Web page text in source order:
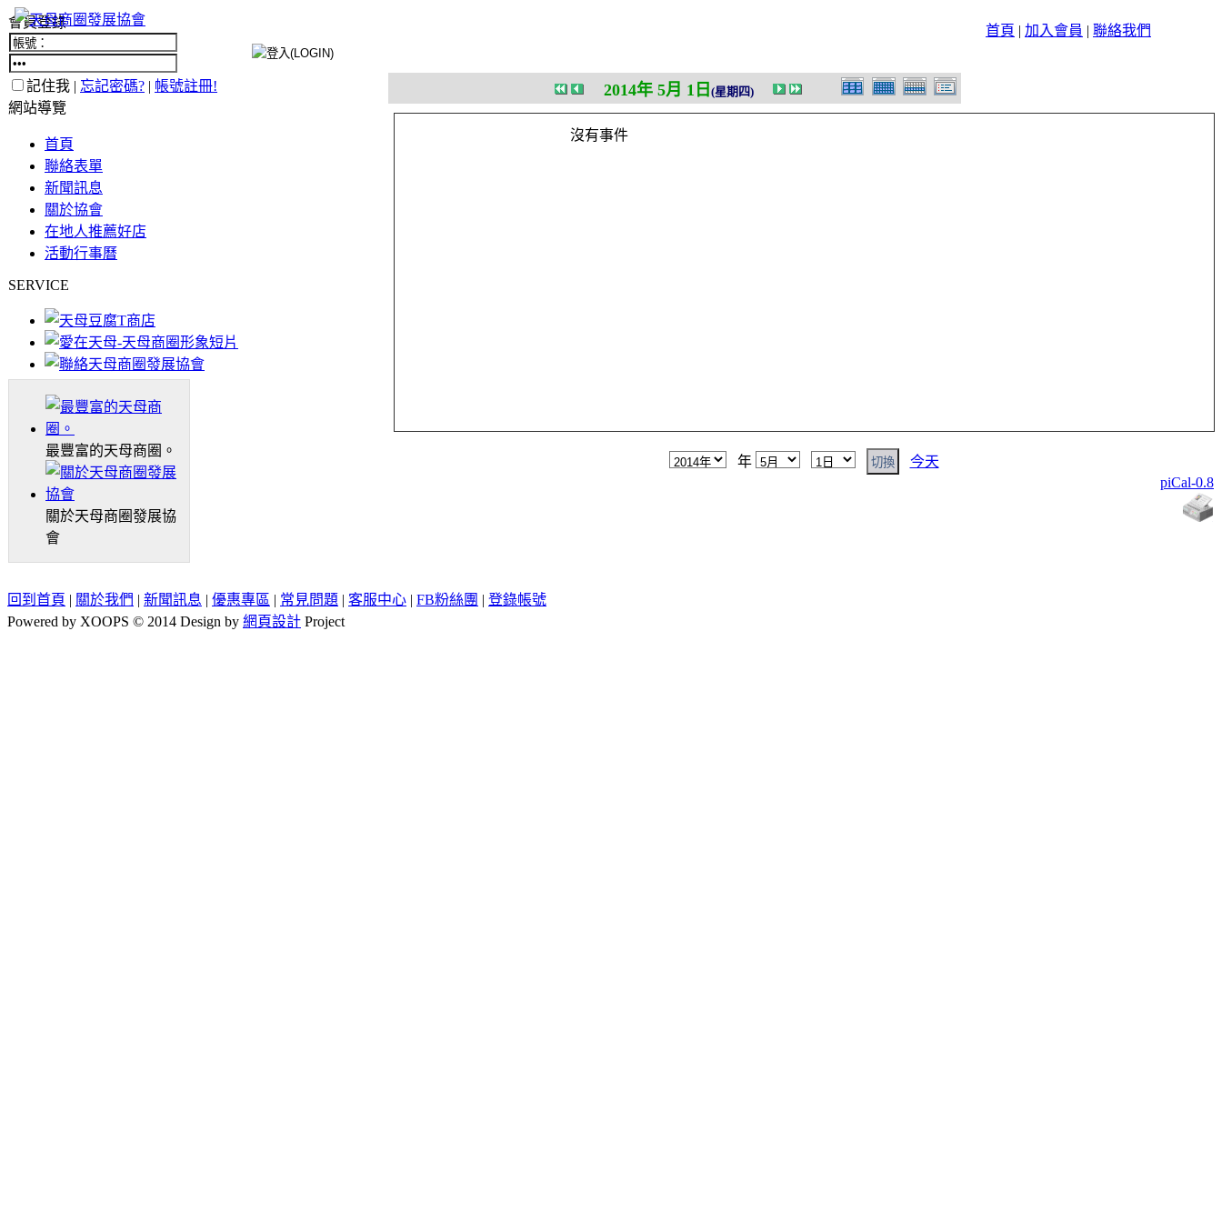
首頁 | 加入會員 | 聯絡我們
會員登錄
記住我 | 忘記密碼? | 帳號註冊!
網站導覽
首頁
聯絡表單
新聞訊息
關於協會
在地人推薦好店
活動行事曆
SERVICE
最豐富的天母商圈。
關於天母商圈發展協
會
2014年 5月 1日 (星期四)
沒有事件
年
今天
piCal-0.8
回到首頁 | 關於我們 | 新聞訊息 | 優惠專區 | 常見問題 | 客服中心 | FB粉絲團 | 登錄帳號
Powered by XOOPS © 2014 Design by 網頁設計 Project